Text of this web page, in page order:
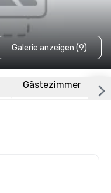
Galerie anzeigen (9)
Gästezimmer